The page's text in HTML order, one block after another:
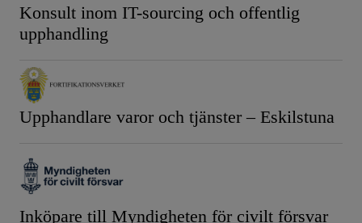
Konsult inom IT-sourcing och offentlig
upphandling
Upphandlare varor och tjänster – Eskilstuna
Inköpare till Myndigheten för civilt försvar